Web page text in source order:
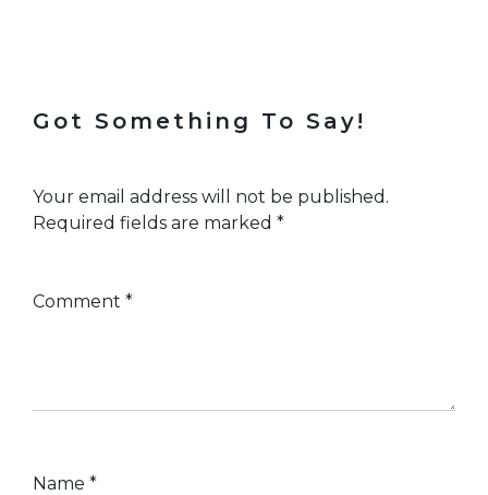
Got Something To Say!
Your email address will not be published.
Required fields are marked *
Comment *
Name *